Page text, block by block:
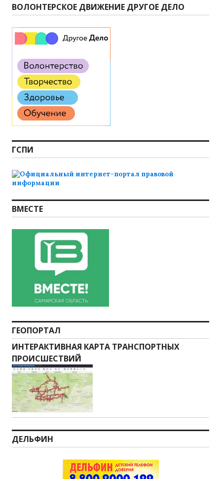
ВОЛОНТЕРСКОЕ ДВИЖЕНИЕ ДРУГОЕ ДЕЛО
ГСПИ
ВМЕСТЕ
ГЕОПОРТАЛ
ИНТЕРАКТИВНАЯ КАРТА ТРАНСПОРТНЫХ
ПРОИСШЕСТВИЙ
ДЕЛЬФИН